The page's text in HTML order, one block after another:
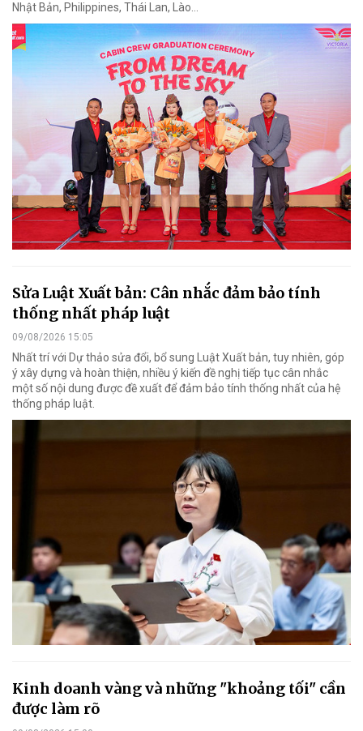
Nhật Bản, Philippines, Thái Lan, Lào…
Sửa Luật Xuất bản: Cân nhắc đảm bảo tính
thống nhất pháp luật
09/08/2026 15:05
Nhất trí với Dự thảo sửa đổi, bổ sung Luật Xuất bản, tuy nhiên, góp
ý xây dựng và hoàn thiện, nhiều ý kiến đề nghị tiếp tục cân nhắc
một số nội dung được đề xuất để đảm bảo tính thống nhất của hệ
thống pháp luật.
Kinh doanh vàng và những "khoảng tối" cần
được làm rõ